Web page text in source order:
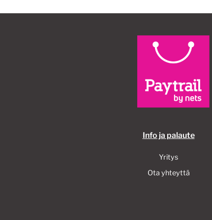
valinnat
sivulla.
Info ja palaute
Yritys
Ota yhteyttä